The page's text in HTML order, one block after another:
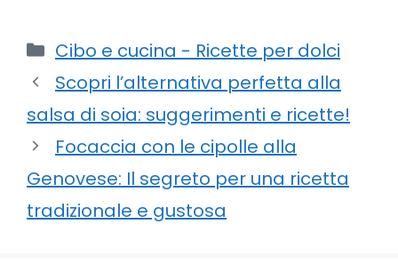
Categorie
Cibo e cucina - Ricette per dolci
Scopri l’alternativa perfetta alla
salsa di soia: suggerimenti e ricette!
Focaccia con le cipolle alla
Genovese: Il segreto per una ricetta
tradizionale e gustosa